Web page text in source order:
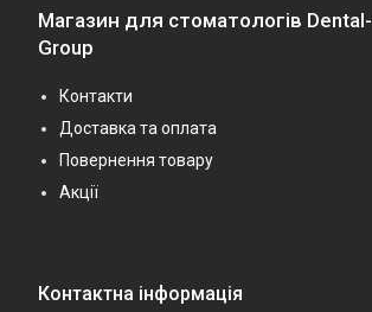
Магазин для стоматологів Dental-
Group
Контакти
Доставка та оплата
Повернення товару
Акції